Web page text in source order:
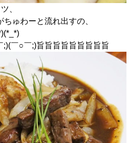
、
ゅわーと流れ出すの、
￣○￣;)旨旨旨旨旨旨旨旨旨